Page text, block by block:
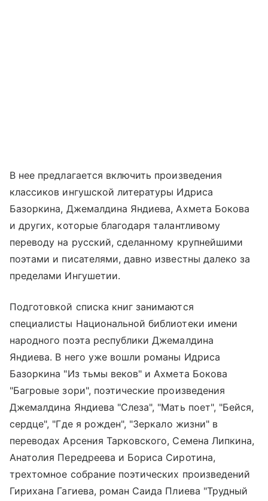
В нее предлагается включить произведения
классиков ингушской литературы Идриса
Базоркина, Джемалдина Яндиева, Ахмета Бокова
и других, которые благодаря талантливому
переводу на русский, сделанному крупнейшими
поэтами и писателями, давно известны далеко за
пределами Ингушетии.
Подготовкой списка книг занимаются
специалисты Национальной библиотеки имени
народного поэта республики Джемалдина
Яндиева. В него уже вошли романы Идриса
Базоркина "Из тьмы веков" и Ахмета Бокова
"Багровые зори", поэтические произведения
Джемалдина Яндиева "Слеза", "Мать поет", "Бейся,
сердце", "Где я рожден", "Зеркало жизни" в
переводах Арсения Тарковского, Семена Липкина,
Анатолия Передреева и Бориса Сиротина,
трехтомное собрание поэтических произведений
Гирихана Гагиева, роман Саида Плиева "Трудный